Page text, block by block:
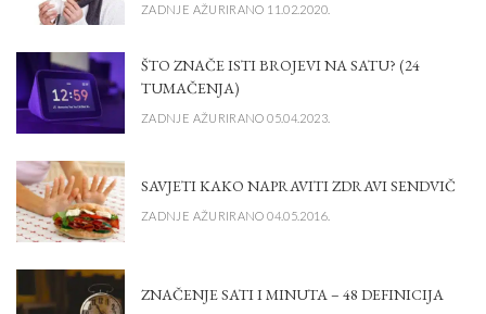
ZADNJE AŽURIRANO 11.02.2020.
ŠTO ZNAČE ISTI BROJEVI NA SATU? (24
TUMAČENJA)
ZADNJE AŽURIRANO 05.04.2023.
SAVJETI KAKO NAPRAVITI ZDRAVI SENDVIČ
ZADNJE AŽURIRANO 04.05.2016.
ZNAČENJE SATI I MINUTA – 48 DEFINICIJA